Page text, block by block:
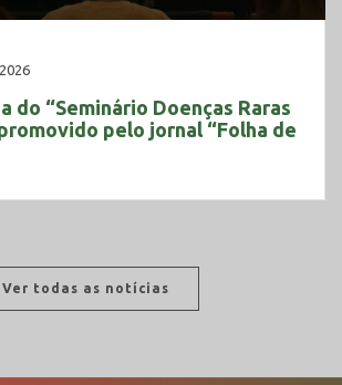
do “Seminário Doenças Raras
pelo jornal “Folha de
Ver todas as notícias